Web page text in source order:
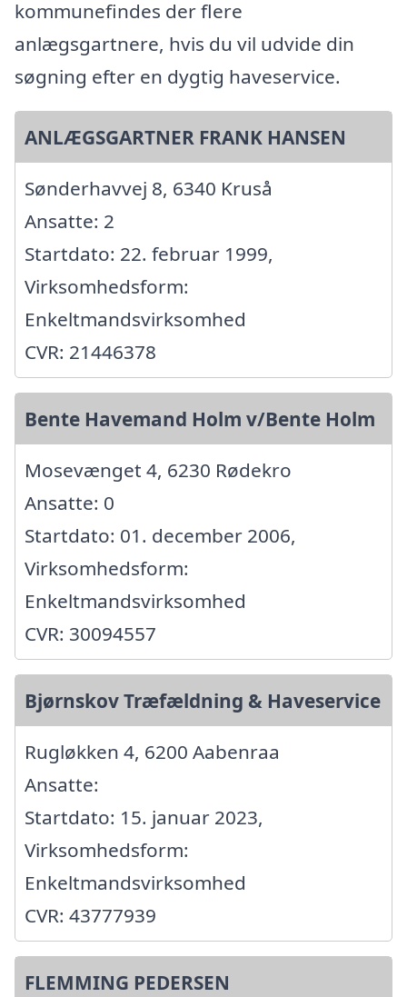
kommunefindes der flere
anlægsgartnere, hvis du vil udvide din
søgning efter en dygtig haveservice.
ANLÆGSGARTNER FRANK HANSEN
Sønderhavvej 8, 6340 Kruså
Ansatte: 2
Startdato: 22. februar 1999,
Virksomhedsform:
Enkeltmandsvirksomhed
CVR: 21446378
Bente Havemand Holm v/Bente Holm
Mosevænget 4, 6230 Rødekro
Ansatte: 0
Startdato: 01. december 2006,
Virksomhedsform:
Enkeltmandsvirksomhed
CVR: 30094557
Bjørnskov Træfældning & Haveservice
Rugløkken 4, 6200 Aabenraa
Ansatte:
Startdato: 15. januar 2023,
Virksomhedsform:
Enkeltmandsvirksomhed
CVR: 43777939
FLEMMING PEDERSEN